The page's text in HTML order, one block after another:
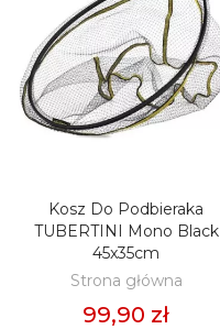
DODAJ DO KOSZYKA
Kosz Do Podbieraka
TUBERTINI Mono Black
45x35cm
Strona główna
99,90 zł